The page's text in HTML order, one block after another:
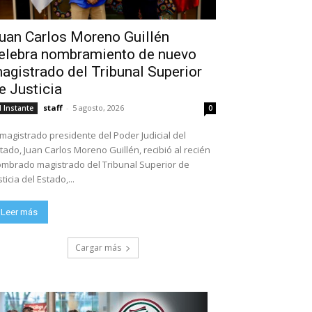
Carlos Moreno Guillén
nombramiento de nuevo
del Tribunal Superior
Justicia
Instante staff - 5 agosto, 2026 0
presidente del Poder Judicial del
Juan Carlos Moreno Guillén, recibió al recién
magistrado del Tribunal Superior de
del Estado,...
Leer más
Cargar más